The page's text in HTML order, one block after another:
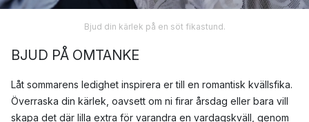
Bjud din kärlek på en söt fikastund.
BJUD PÅ OMTANKE
Låt sommarens ledighet inspirera er till en romantisk kvällsfika.
Överraska din kärlek, oavsett om ni firar årsdag eller bara vill
skapa det där lilla extra för varandra en vardagskväll, genom